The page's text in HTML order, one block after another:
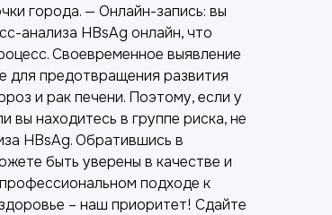
города. — Онлайн-запись: вы
анализа HBsAg онлайн, что
Своевременное выявление
для предотвращения развития
и рак печени. Поэтому, если у
вы находитесь в группе риска, не
HBsAg. Обратившись в
быть уверены в качестве и
подходе к
– наш приоритет! Сдайте